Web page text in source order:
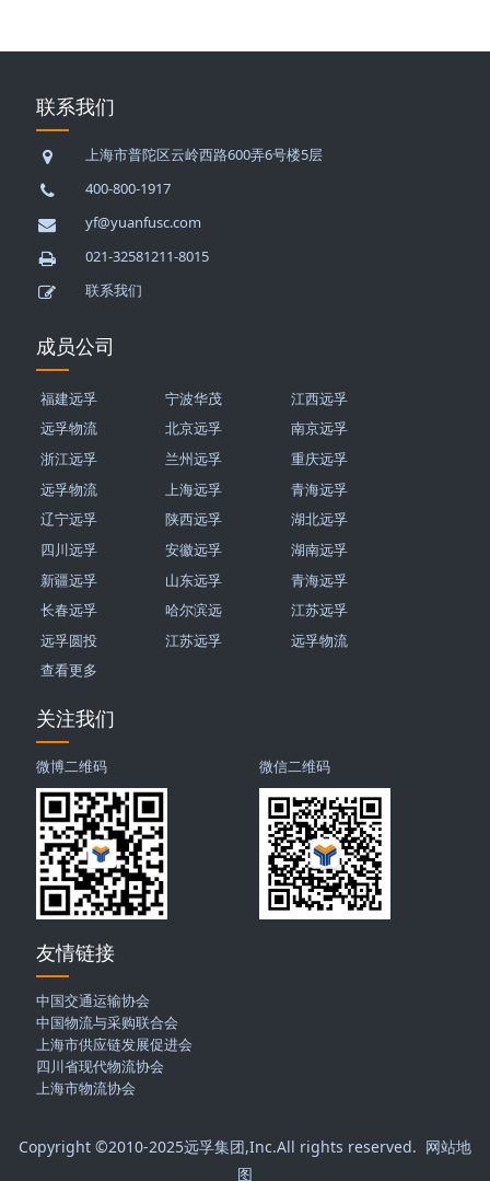
联系我们
上海市普陀区云岭西路600弄6号楼5层
400-800-1917
yf@yuanfusc.com
021-32581211-8015
联系我们
成员公司
福建远孚 宁波华茂
江西远孚
远孚物流
北京远孚
南京远孚
浙江远孚
兰州远孚
重庆远孚
远孚物流
上海远孚
青海远孚
辽宁远孚
陕西远孚
湖北远孚
四川远孚
安徽远孚
湖南远孚
新疆远孚
山东远孚
青海远孚
长春远孚
哈尔滨远
江苏远孚
远孚圆投
江苏远孚
远孚物流
查看更多
关注我们
微博二维码 微信二维码
友情链接
中国交通运输协会
中国物流与采购联合会
上海市供应链发展促进会
四川省现代物流协会
上海市物流协会
Copyright ©2010-2025远孚集团,Inc.All rights reserved. 网站地
图